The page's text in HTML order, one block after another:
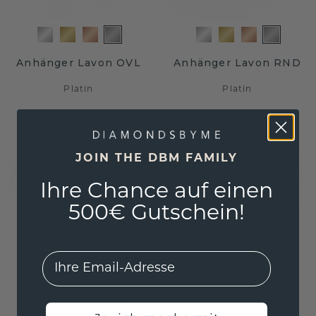
Anhänger Lavon OVL
Platin
Exkl. MwSt. & Zölle
Anhänger Lavon RND
Platin
679,- €
Exkl. MwSt. & Zölle
JOIN THE DBM FAMILY
Ihre Chance auf einen
500€ Gutschein!
EMail